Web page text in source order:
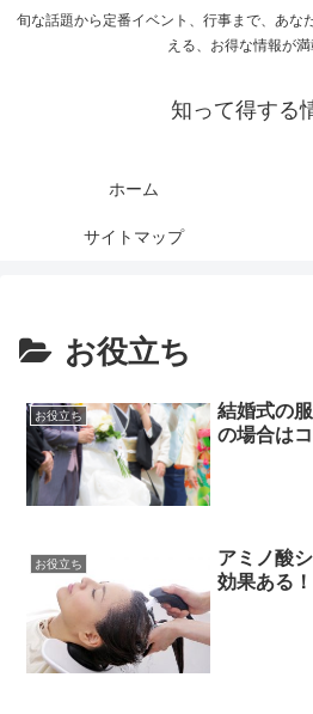
旬な話題から定番イベント、行事まで、あな
える、お得な情報が満
知って得する
ホーム
サイトマップ
お役立ち
お役立ち
結婚式の
の場合はコ
お役立ち
アミノ酸
効果ある